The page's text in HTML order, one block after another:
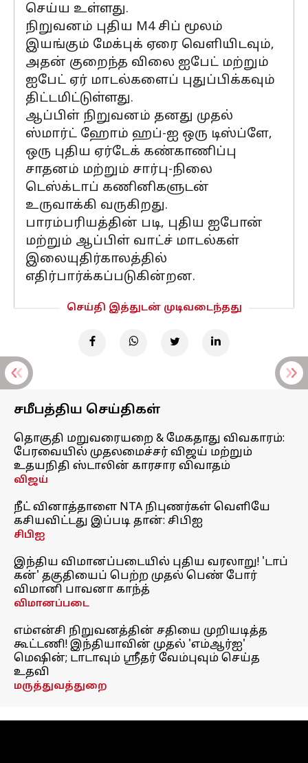
செய்ய உள்ளது.
நிறுவனம் புதிய M4 சிப் மூலம்
இயங்கும் மேக்புக் ஏரை வெளியிடவும்,
அதன் குறைந்த விலை ஐபேட் மற்றும்
ஐபேட் ஏர் மாடல்களைப் புதுப்பிக்கவும்
திட்டமிட்டுள்ளது.
ஆப்பிள் நிறுவனம் தனது முதல்
ஸ்மார்ட் ஹோம் ஹப்-ஐ ஒரு டிஸ்ப்ளே,
ஒரு புதிய ஏர்டேக் கண்காணிப்பு
சாதனம் மற்றும் சார்பு-நிலை
டெஸ்க்டாப் கணினிகளுடன்
உருவாக்கி வருகிறது.
பாரம்பரியத்தின் படி, புதிய ஐபோன்
மற்றும் ஆப்பிள் வாட்ச் மாடல்கள்
இலையுதிர்காலத்தில்
எதிர்பார்க்கப்படுகின்றன.
செய்தி இத்துடன் முடிவடைந்தது
சமீபத்திய செய்திகள்
தொகுதி மறுவரையறை & மேகதாது விவகாரம்:
பேரவையில் முதலமைச்சர் விஜய் மற்றும்
உதயநிதி ஸ்டாலின் காரசார விவாதம்
விஜய்
நீட் வினாத்தாளை NTA நிபுணர்கள் வெளியே
கசியவிட்டது இப்படி தான்: சிபிஐ
சிபிஐ
இந்திய விமானப்படையில் புதிய வரலாறு! 'டாப்
கன்' தகுதியைப் பெற்ற முதல் பெண் போர்
விமானி பாவனா காந்த்
விமானப்படை
எம்என்சி நிறுவனத்தின் சதியை முறியடித்த
கூட்டணி! இந்தியாவின் முதல் 'எம்ஆர்ஐ'
மெஷின்; டாடாவும் ஸ்ரீதர் வேம்புவும் செய்த
உதவி
மருத்துவத்துறை